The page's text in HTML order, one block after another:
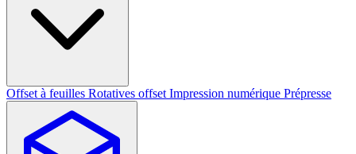
Offset à feuilles Rotatives offset Impression numérique Prépresse